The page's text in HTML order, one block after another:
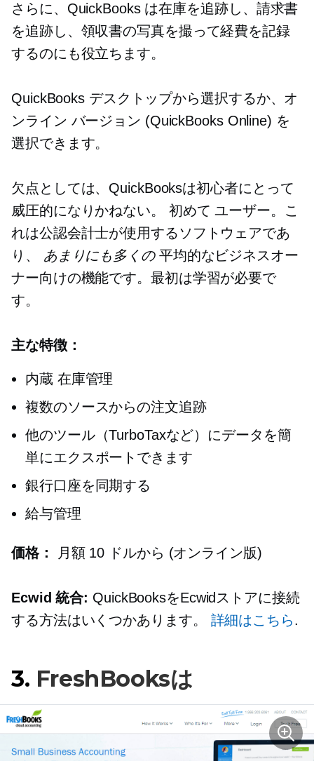
さらに、QuickBooks は在庫を追跡し、請求書
を追跡し、領収書の写真を撮って経費を記録
するのにも役立ちます。
QuickBooks デスクトップから選択するか、オ
ンライン バージョン (QuickBooks Online) を
選択できます。
欠点としては、QuickBooksは初心者にとって
威圧的になりかねない。 初めて ユーザー。こ
れは公認会計士が使用するソフトウェアであ
り、 あまりにも多くの 平均的なビジネスオー
ナー向けの機能です。最初は学習が必要で
す。
主な特徴：
内蔵在庫管理
複数のソースからの注文追跡
他のツール（TurboTaxなど）にデータを簡
単にエクスポートできます
銀行口座を同期する
給与管理
価格： 月額 10 ドルから (オンライン版)
Ecwid 統合: QuickBooksをEcwidストアに接続
する方法はいくつかあります。 詳細はこちら.
3. FreshBooksは